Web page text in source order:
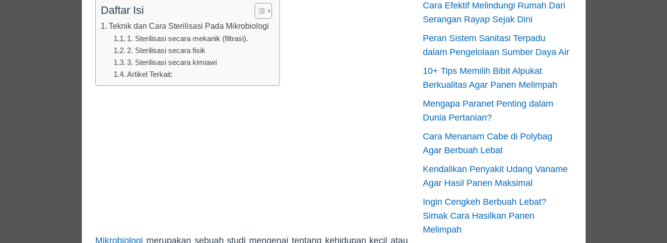
Daftar Isi
Teknik dan Cara Sterilisasi Pada Mikrobiologi
1. Sterilisasi secara mekanik (filtrasi).
2. Sterilisasi secara fisik
3. Sterilisasi secara kimiawi
Artikel Terkait:
Mikrobiologi merupakan sebuah studi mengenai tentang kehidupan kecil atau
Cara Efektif Melindungi Rumah Dari
Serangan Rayap Sejak Dini
Peran Sistem Sanitasi Terpadu
dalam Pengelolaan Sumber Daya Air
10+ Tips Memilih Bibit Alpukat
Berkualitas Agar Panen Melimpah
Mengapa Paranet Penting dalam
Dunia Pertanian?
Cara Menanam Cabe di Polybag
Agar Berbuah Lebat
Kendalikan Penyakit Udang Vaname
Agar Hasil Panen Maksimal
Ingin Cengkeh Berbuah Lebat?
Simak Cara Hasilkan Panen
Melimpah